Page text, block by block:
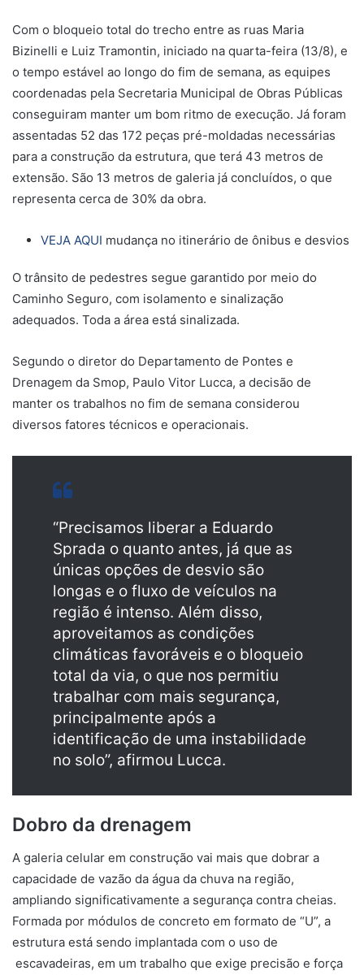
Com o bloqueio total do trecho entre as ruas Maria
Bizinelli e Luiz Tramontin, iniciado na quarta-feira (13/8), e
o tempo estável ao longo do fim de semana, as equipes
coordenadas pela Secretaria Municipal de Obras Públicas
conseguiram manter um bom ritmo de execução. Já foram
assentadas 52 das 172 peças pré-moldadas necessárias
para a construção da estrutura, que terá 43 metros de
extensão. São 13 metros de galeria já concluídos, o que
representa cerca de 30% da obra.
VEJA AQUI mudança no itinerário de ônibus e desvios
O trânsito de pedestres segue garantido por meio do
Caminho Seguro, com isolamento e sinalização
adequados. Toda a área está sinalizada.
Segundo o diretor do Departamento de Pontes e
Drenagem da Smop, Paulo Vitor Lucca, a decisão de
manter os trabalhos no fim de semana considerou
diversos fatores técnicos e operacionais.
“Precisamos liberar a Eduardo
Sprada o quanto antes, já que as
únicas opções de desvio são
longas e o fluxo de veículos na
região é intenso. Além disso,
aproveitamos as condições
climáticas favoráveis e o bloqueio
total da via, o que nos permitiu
trabalhar com mais segurança,
principalmente após a
identificação de uma instabilidade
no solo”, afirmou Lucca.
Dobro da drenagem
A galeria celular em construção vai mais que dobrar a
capacidade de vazão da água da chuva na região,
ampliando significativamente a segurança contra cheias.
Formada por módulos de concreto em formato de “U”, a
estrutura está sendo implantada com o uso de
escavadeiras, em um trabalho que exige precisão e força